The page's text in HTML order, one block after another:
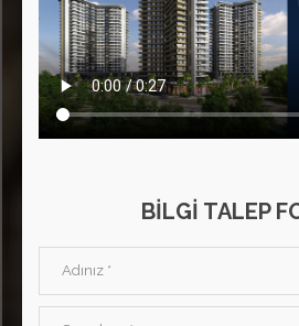
BİLGİ TALEP